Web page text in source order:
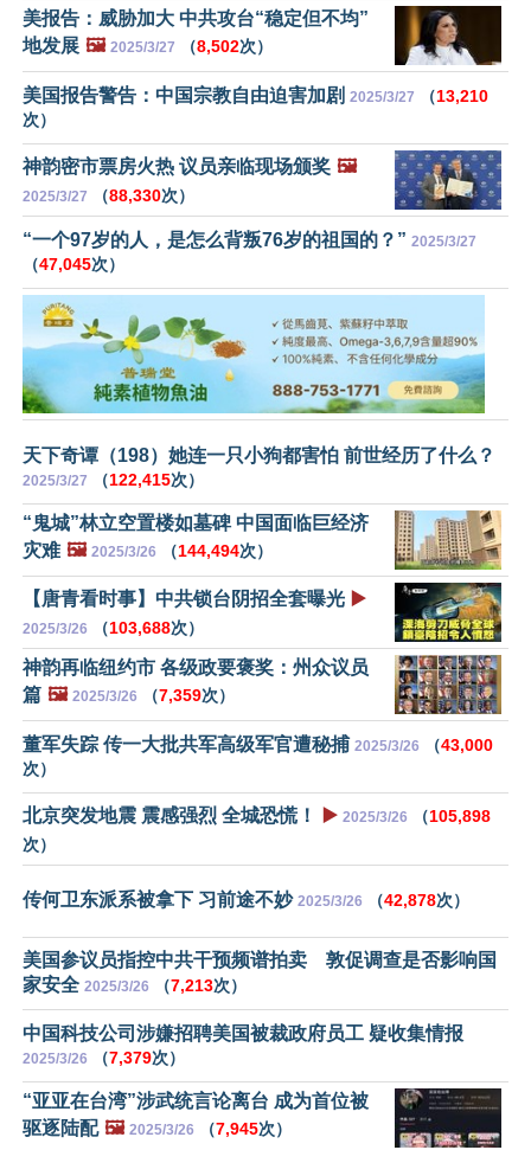
美报告：威胁加大 中共攻台“稳定但不均”
地发展 🖼️ 2025/3/27 （8,502次）
美国报告警告：中国宗教自由迫害加剧 2025/3/27 （13,210
次）
神韵密市票房火热 议员亲临现场颁奖 🖼️
2025/3/27 （88,330次）
“一个97岁的人，是怎么背叛76岁的祖国的？” 2025/3/27
（47,045次）
天下奇谭（198）她连一只小狗都害怕 前世经历了什么？
2025/3/27 （122,415次）
“鬼城”林立空置楼如墓碑 中国面临巨经济
灾难 🖼️ 2025/3/26 （144,494次）
【唐青看时事】中共锁台阴招全套曝光 ▶️
2025/3/26 （103,688次）
神韵再临纽约市 各级政要褒奖：州众议员
篇 🖼️ 2025/3/26 （7,359次）
董军失踪 传一大批共军高级军官遭秘捕 2025/3/26 （43,000
次）
北京突发地震 震感强烈 全城恐慌！ ▶️ 2025/3/26 （105,898
次）
传何卫东派系被拿下 习前途不妙 2025/3/26 （42,878次）
美国参议员指控中共干预频谱拍卖 敦促调查是否影响国
家安全 2025/3/26 （7,213次）
中国科技公司涉嫌招聘美国被裁政府员工 疑收集情报
2025/3/26 （7,379次）
“亚亚在台湾”涉武统言论离台 成为首位被
驱逐陆配 🖼️ 2025/3/26 （7,945次）